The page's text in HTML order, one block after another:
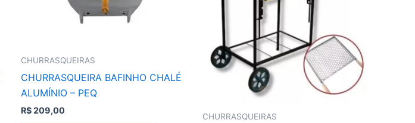
CHURRASQUEIRAS
CHURRASQUEIRA BAFINHO CHALÉ
ALUMÍNIO – PEQ
R$209,00
CHURRASQUEIRAS